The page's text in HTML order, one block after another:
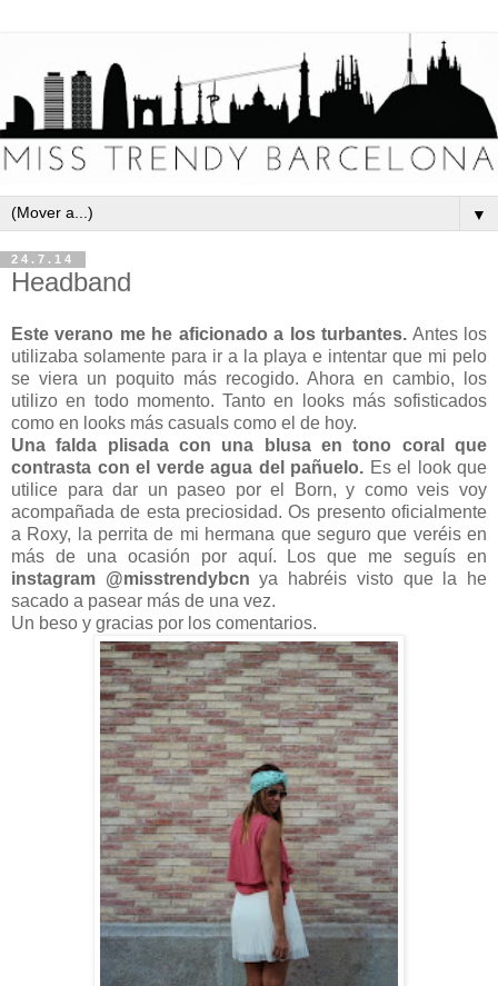
▼
24.7.14
Headband
Este verano me he aficionado a los turbantes. Antes los
utilizaba solamente para ir a la playa e intentar que mi pelo
se viera un poquito más recogido. Ahora en cambio, los
utilizo en todo momento. Tanto en looks más sofisticados
como en looks más casuals como el de hoy.
Una falda plisada con una blusa en tono coral que
contrasta con el verde agua del pañuelo. Es el look que
utilice para dar un paseo por el Born, y como veis voy
acompañada de esta preciosidad. Os presento oficialmente
a Roxy, la perrita de mi hermana que seguro que veréis en
más de una ocasión por aquí. Los que me seguís en
instagram @misstrendybcn ya habréis visto que la he
sacado a pasear más de una vez.
Un beso y gracias por los comentarios.